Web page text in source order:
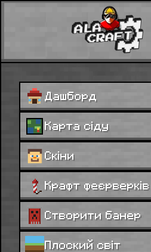
Дашборд
Карта сіду
Скіни
Крафт феєрверків
Створити банер
Плоский світ